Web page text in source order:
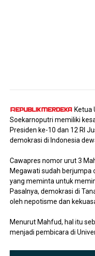
Ketua
Soekarnoputri memiliki
Presiden ke-10 dan 12 RI
demokrasi di Indonesia
Cawapres nomor urut 3
Megawati sudah berjumpa
yang meminta untuk
Pasalnya, demokrasi di
oleh nepotisme dan
Menurut Mahfud, hal itu
menjadi pembicara di